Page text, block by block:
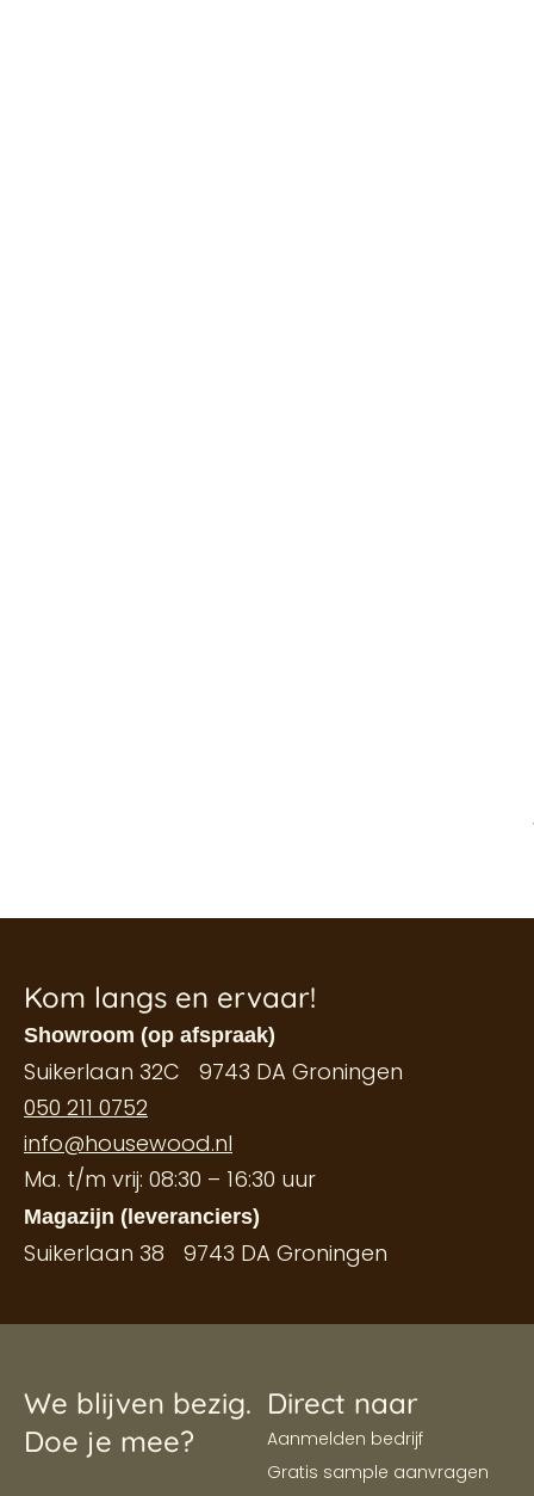
Kom langs en ervaar!
Showroom (op afspraak)
Suikerlaan 32C 9743 DA Groningen
050 211 0752
info@housewood.nl
Ma. t/m vrij: 08:30 – 16:30 uur
Magazijn (leveranciers)
Suikerlaan 38 9743 DA Groningen
We blijven bezig.
Doe je mee?
Direct naar
Aanmelden bedrijf
Gratis sample aanvragen